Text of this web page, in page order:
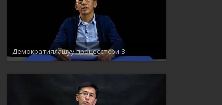
Демократиялашуу процесстери 3